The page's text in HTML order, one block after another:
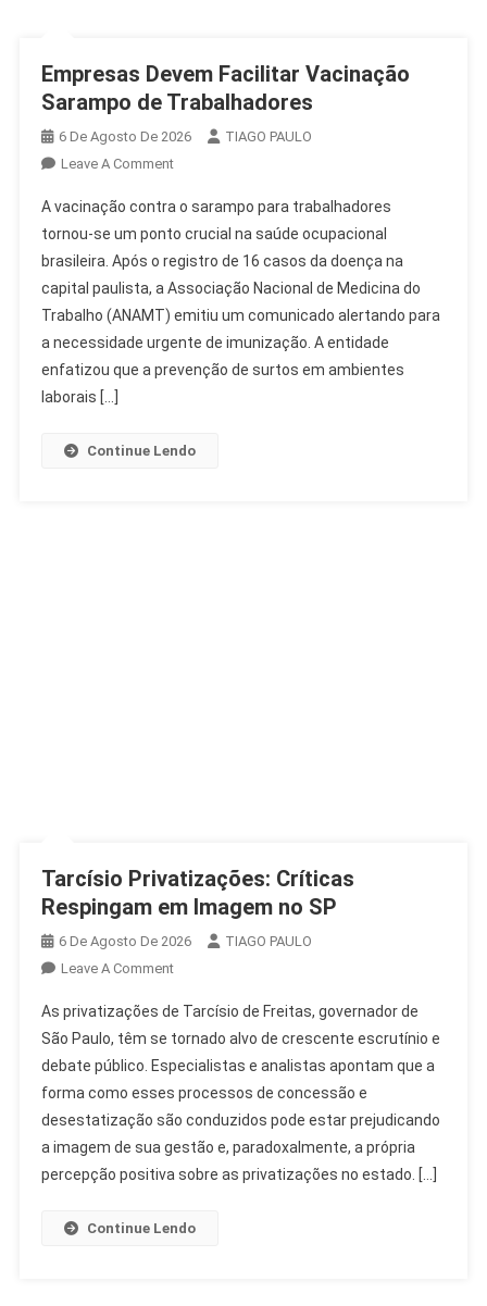
Empresas Devem Facilitar Vacinação
Sarampo de Trabalhadores
6 De Agosto De 2026
TIAGO PAULO
Leave A CommentOn
Devem
Facilitar
Vacinação
Sarampo
De
Trabalhadores
A vacinação contra o sarampo para trabalhadores
tornou-se um ponto crucial na saúde ocupacional
brasileira. Após o registro de 16 casos da doença na
capital paulista, a Associação Nacional de Medicina do
Trabalho (ANAMT) emitiu um comunicado alertando para
a necessidade urgente de imunização. A entidade
enfatizou que a prevenção de surtos em ambientes
laborais […]
Continue Lendo
Tarcísio Privatizações: Críticas
Respingam em Imagem no SP
6 De Agosto De 2026
TIAGO PAULO
Leave A CommentOn
Privatizações:
Críticas
Respingam
Em
Imagem
No
SP
As privatizações de Tarcísio de Freitas, governador de
São Paulo, têm se tornado alvo de crescente escrutínio e
debate público. Especialistas e analistas apontam que a
forma como esses processos de concessão e
desestatização são conduzidos pode estar prejudicando
a imagem de sua gestão e, paradoxalmente, a própria
percepção positiva sobre as privatizações no estado. […]
Continue Lendo